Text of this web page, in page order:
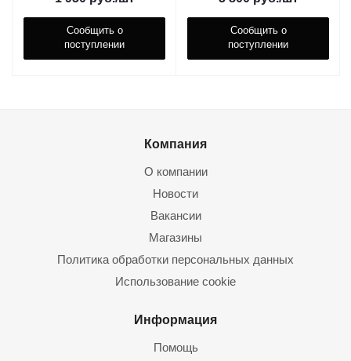
Сообщить о
поступлении
Сообщить о
поступлении
Компания
О компании
Новости
Вакансии
Магазины
Политика обработки персональных данных
Использование cookie
Информация
Помощь